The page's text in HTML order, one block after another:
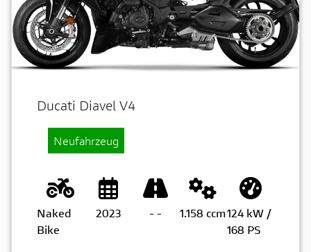
Ducati Diavel V4
Neufahrzeug
Naked
Bike
2023 - - 1.158 ccm124 kW /
168 PS